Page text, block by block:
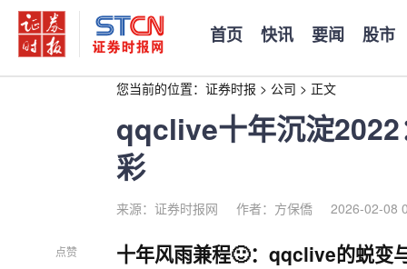
首页 快讯 要闻 股市
您当前的位置： 证券时报 > 公司 > 正文
qqclive十年沉淀
彩
来源：证券时报网 作者：方保僑 2026-02-08
点赞 十年风雨兼程🙂：qqclive的蜕变